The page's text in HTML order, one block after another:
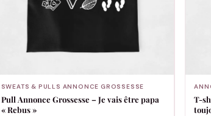
SWEATS & PULLS ANNONCE GROSSESSE
Pull Annonce Grossesse – Je vais être papa
« Rebus »
T-